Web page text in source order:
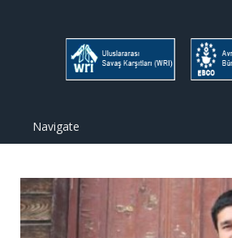
Navigate